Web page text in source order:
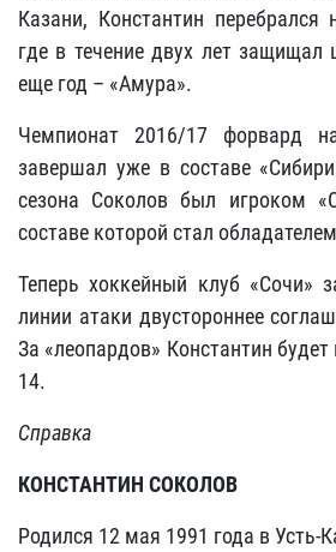
Казани, Константин
где в течение двух лет защищал
еще год – «Амура».
Чемпионат 2016/17 форвард
завершал уже в составе
сезона Соколов был игроком
составе которой стал
Теперь хоккейный клуб «Сочи»
линии атаки двустороннее
За «леопардов» Константин
14.
Справка
КОНСТАНТИН СОКОЛОВ
Родился 12 мая 1991 года в Усть-